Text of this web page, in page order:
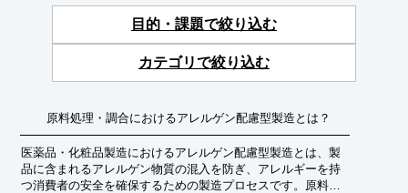
目的・課題で絞り込む
カテゴリで絞り込む
原料処理・調合におけるアレルゲン配慮型製造とは？
医薬品・化粧品製造におけるアレルゲン配慮型製造とは、製
品に含まれるアレルゲン物質の混入を防ぎ、アレルギーを持
つ消費者の安全を確保するための製造プロセスです。原料の